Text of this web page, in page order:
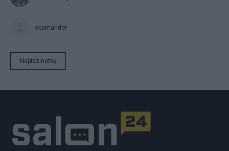
skamander
Napisz notkę